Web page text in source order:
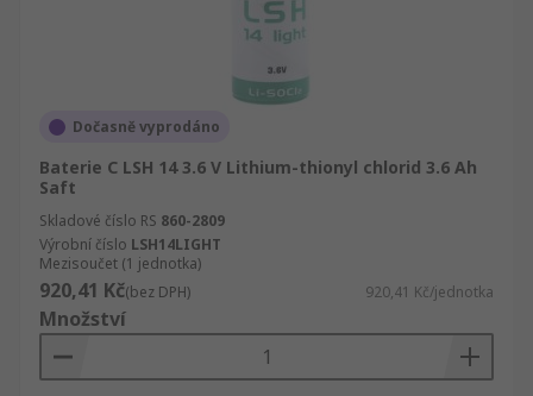
Dočasně vyprodáno
Baterie C LSH 14 3.6 V Lithium-thionyl chlorid 3.6 Ah
Saft
Skladové číslo RS 860-2809
Výrobní číslo LSH14LIGHT
Mezisoučet (1 jednotka)
920,41 Kč(bez DPH) 920,41 Kč/jednotka
Množství